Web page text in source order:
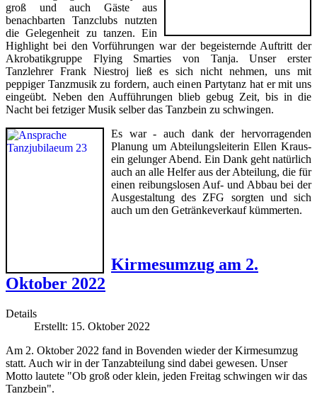
groß und auch Gäste aus
benachbarten Tanzclubs nutzten
die Gelegenheit zu tanzen. Ein
Highlight bei den Vorführungen war der begeisternde Auftritt der
Akrobatikgruppe Flying Smarties von Tanja. Unser erster
Tanzlehrer Frank Niestroj ließ es sich nicht nehmen, uns mit
peppiger Tanzmusik zu fordern, auch einen Partytanz hat er mit uns
eingeübt. Neben den Aufführungen blieb gebug Zeit, bis in die
Nacht bei fetziger Musik selber das Tanzbein zu schwingen.
Es war - auch dank der hervorragenden
Planung um Abteilungsleiterin Ellen Kraus-
ein gelunger Abend. Ein Dank geht natürlich
auch an alle Helfer aus der Abteilung, die für
einen reibungslosen Auf- und Abbau bei der
Ausgestaltung des ZFG sorgten und sich
auch um den Getränkeverkauf kümmerten.
Kirmesumzug am 2.
Oktober 2022
Details
Erstellt: 15. Oktober 2022
Am 2. Oktober 2022 fand in Bovenden wieder der Kirmesumzug
statt. Auch wir in der Tanzabteilung sind dabei gewesen. Unser
Motto lautete "Ob groß oder klein, jeden Freitag schwingen wir das
Tanzbein".